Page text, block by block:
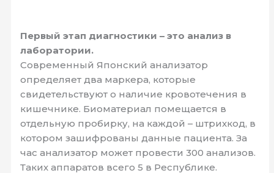
Первый этап диагностики – это анализ в
лаборатории.
Современный Японский анализатор
определяет два маркера, которые
свидетельствуют о наличие кровотечения в
кишечнике. Биоматериал помещается в
отдельную пробирку, на каждой – штрихкод, в
котором зашифрованы данные пациента. За
час анализатор может провести 300 анализов.
Таких аппаратов всего 5 в Республике.